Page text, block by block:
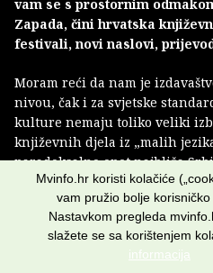
vam se s prostornim
Zapada, čini hrvatska
festivali, novi naslovi,
Moram reći da nam je
nivou, čak i za svjetske
kulture nemaju toliko veliki
književnih djela iz „malih
paradoksalno opet najbliža
njih situacija teža jer izdavači
potpore za knjige, a naše
potporama vrlo širokogrudno
nakladnicima, što je zapravo
mjeri donekle podsjeća na
Mvinfo.hr koristi kolačiće
vam pružio bolje korisničko
Nastavkom pregleda
slažete se sa korištenjem
informacija